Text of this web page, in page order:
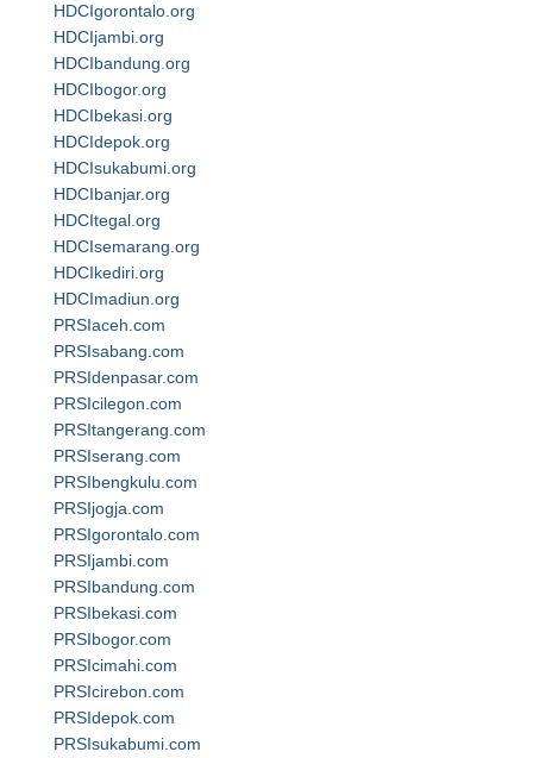
HDCIgorontalo.org
HDCIjambi.org
HDCIbandung.org
HDCIbogor.org
HDCIbekasi.org
HDCIdepok.org
HDCIsukabumi.org
HDCIbanjar.org
HDCItegal.org
HDCIsemarang.org
HDCIkediri.org
HDCImadiun.org
PRSIaceh.com
PRSIsabang.com
PRSIdenpasar.com
PRSIcilegon.com
PRSItangerang.com
PRSIserang.com
PRSIbengkulu.com
PRSIjogja.com
PRSIgorontalo.com
PRSIjambi.com
PRSIbandung.com
PRSIbekasi.com
PRSIbogor.com
PRSIcimahi.com
PRSIcirebon.com
PRSIdepok.com
PRSIsukabumi.com